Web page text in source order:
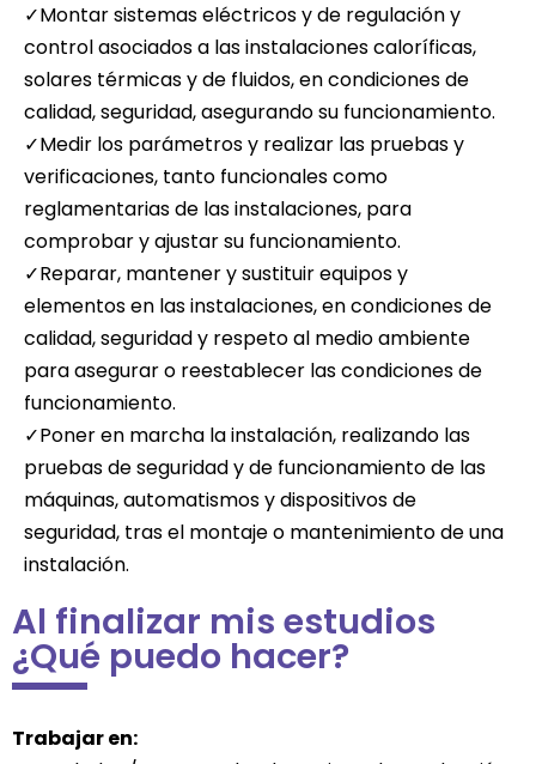
✓Montar sistemas eléctricos y de regulación y
control asociados a las instalaciones caloríficas,
solares térmicas y de fluidos, en condiciones de
calidad, seguridad, asegurando su funcionamiento.
✓Medir los parámetros y realizar las pruebas y
verificaciones, tanto funcionales como
reglamentarias de las instalaciones, para
comprobar y ajustar su funcionamiento.
✓Reparar, mantener y sustituir equipos y
elementos en las instalaciones, en condiciones de
calidad, seguridad y respeto al medio ambiente
para asegurar o reestablecer las condiciones de
funcionamiento.
✓Poner en marcha la instalación, realizando las
pruebas de seguridad y de funcionamiento de las
máquinas, automatismos y dispositivos de
seguridad, tras el montaje o mantenimiento de una
instalación.
Al finalizar mis estudios
¿Qué puedo hacer?
Trabajar en: